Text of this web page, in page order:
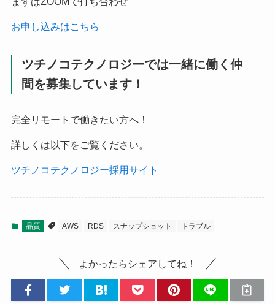
お申し込みはこちら
ツチノコテクノロジーでは一緒に働く仲
間を募集しています！
完全リモートで働きたい方へ！
詳しくは以下をご覧ください。
ツチノコテクノロジー採用サイト
品質 AWS RDS スナップショット トラブル
よかったらシェアしてね！